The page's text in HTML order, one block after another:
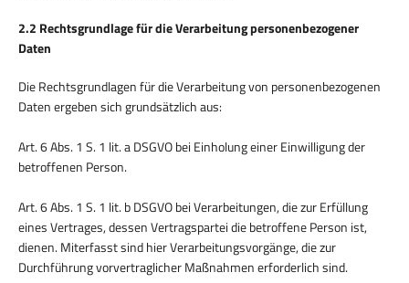
2.2 Rechtsgrundlage für die Verarbeitung personenbezogener
Daten
Die Rechtsgrundlagen für die Verarbeitung von personenbezogenen
Daten ergeben sich grundsätzlich aus:
Art. 6 Abs. 1 S. 1 lit. a DSGVO bei Einholung einer Einwilligung der
betroffenen Person.
Art. 6 Abs. 1 S. 1 lit. b DSGVO bei Verarbeitungen, die zur Erfüllung
eines Vertrages, dessen Vertragspartei die betroffene Person ist,
dienen. Miterfasst sind hier Verarbeitungsvorgänge, die zur
Durchführung vorvertraglicher Maßnahmen erforderlich sind.